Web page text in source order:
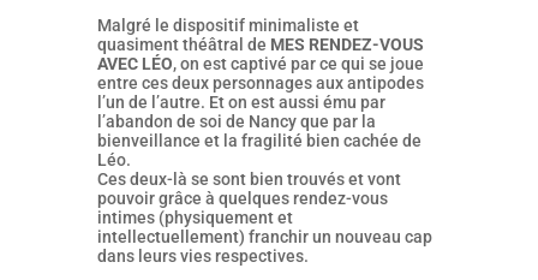
Malgré le dispositif minimaliste et
quasiment théâtral de MES RENDEZ-VOUS
AVEC LÉO, on est captivé par ce qui se joue
entre ces deux personnages aux antipodes
l’un de l’autre. Et on est aussi ému par
l’abandon de soi de Nancy que par la
bienveillance et la fragilité bien cachée de
Léo.
Ces deux-là se sont bien trouvés et vont
pouvoir grâce à quelques rendez-vous
intimes (physiquement et
intellectuellement) franchir un nouveau cap
dans leurs vies respectives.